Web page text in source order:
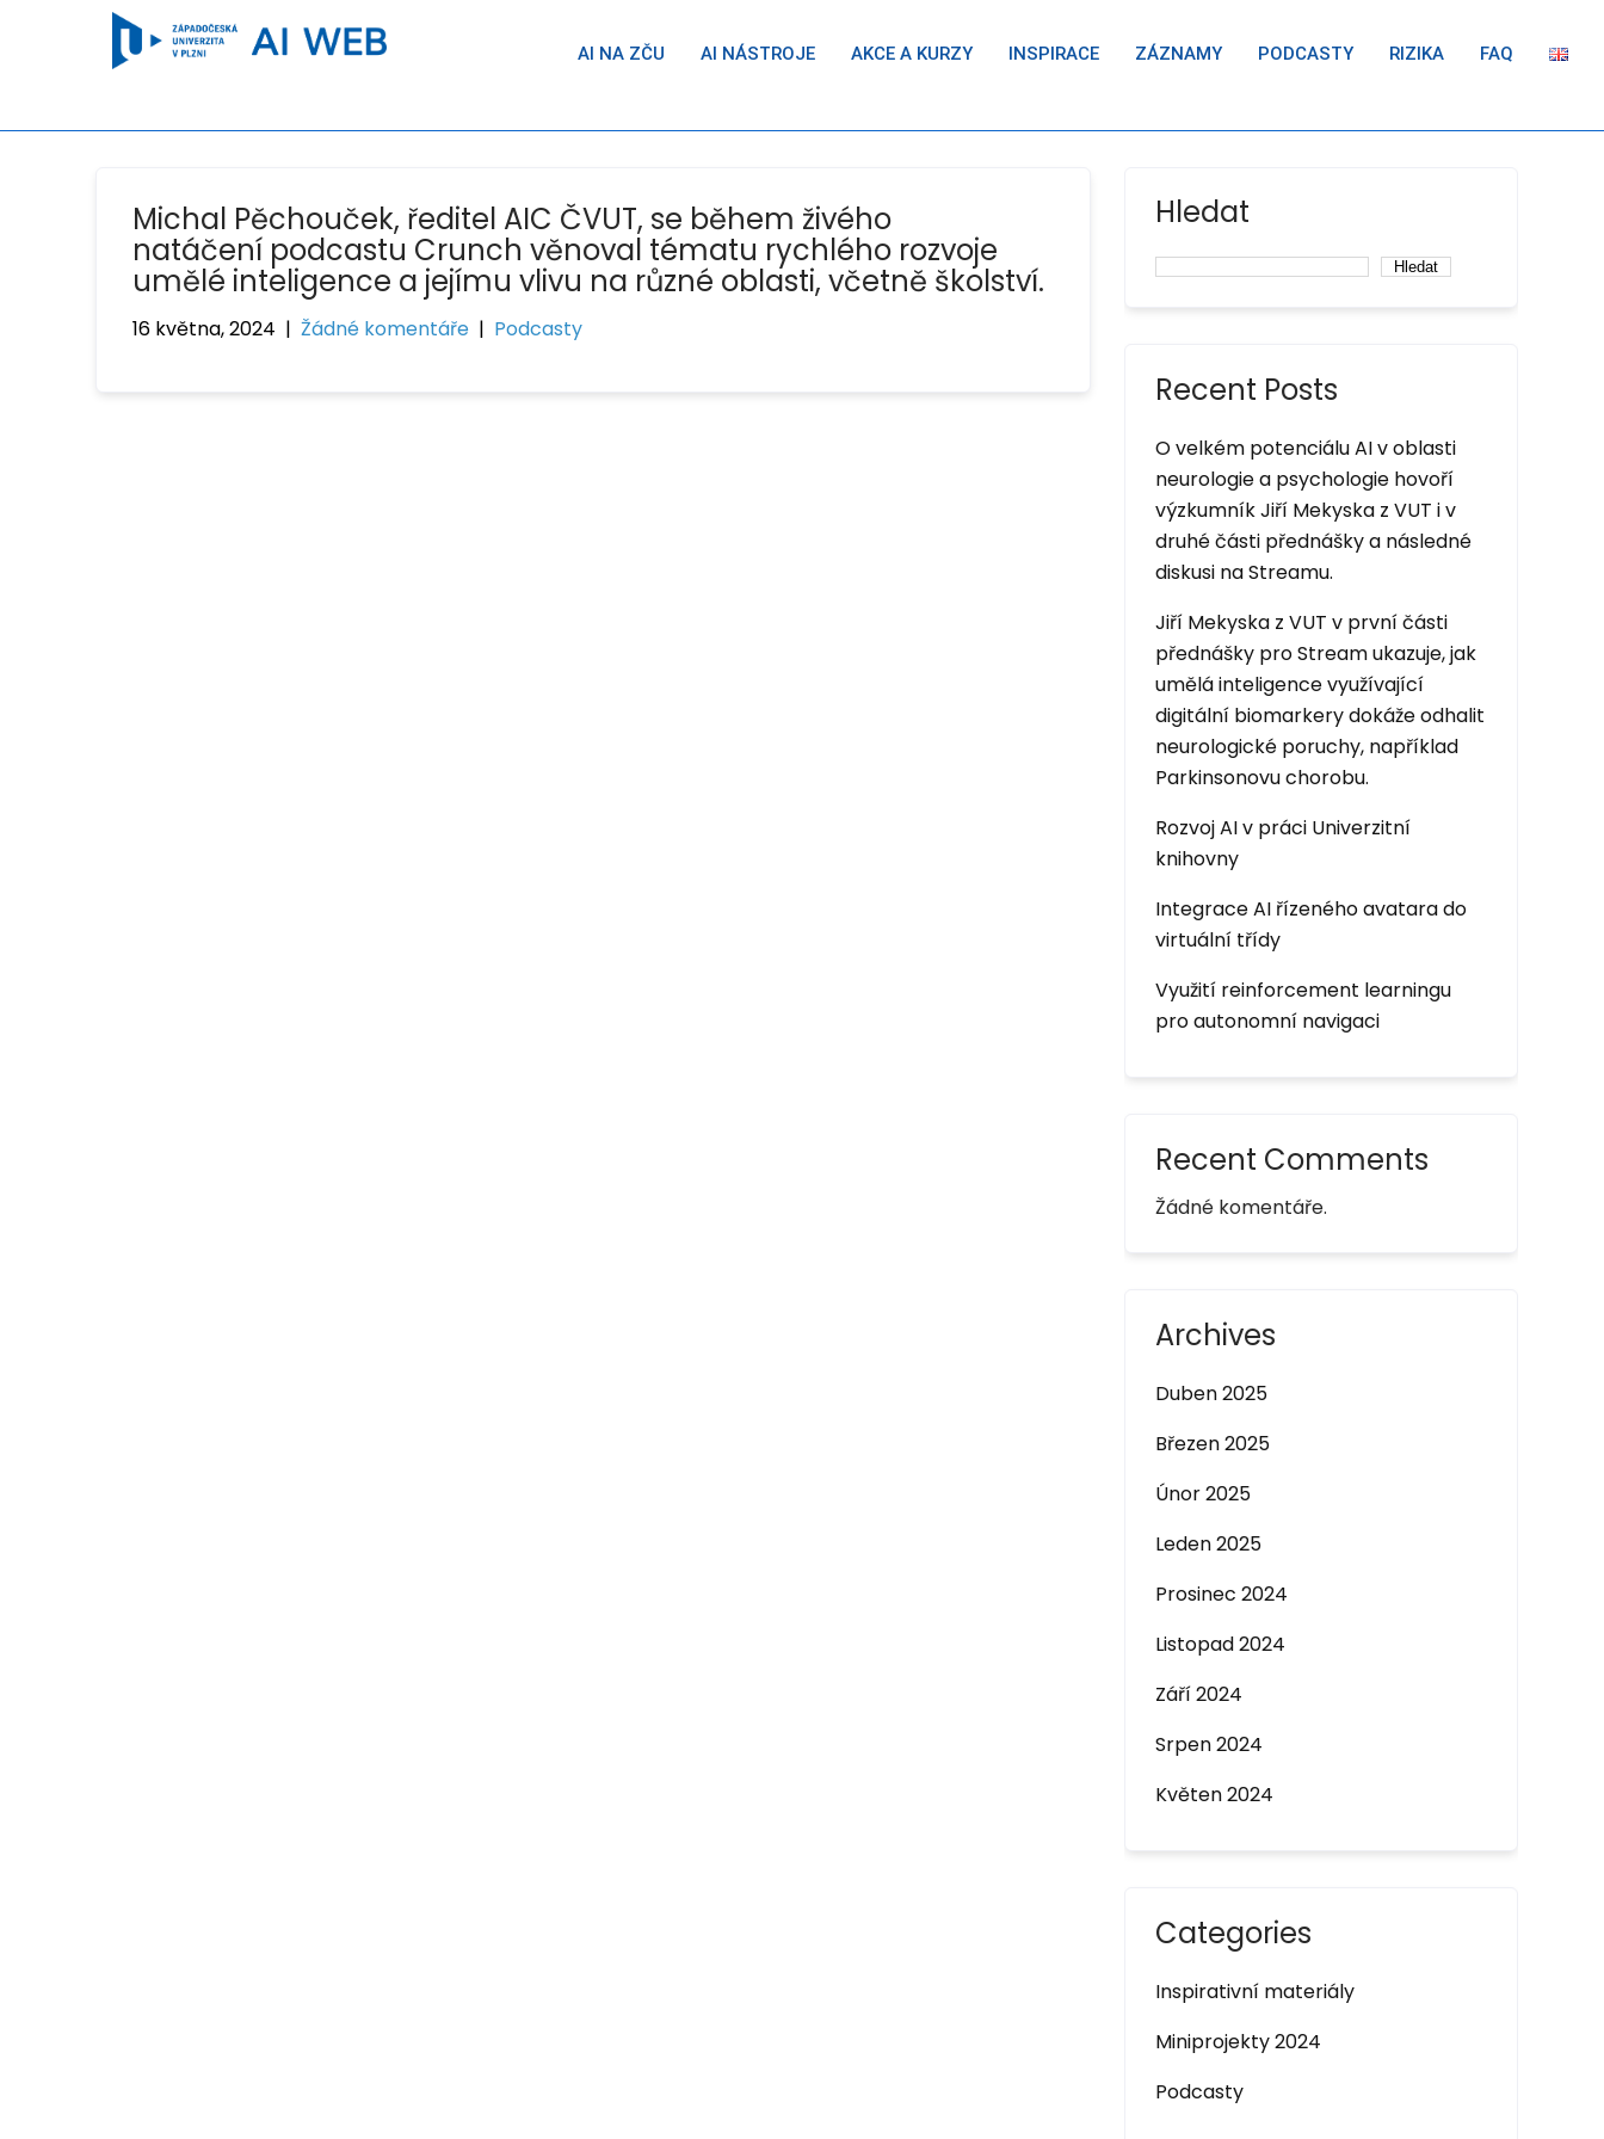
AI NA ZČU AI NÁSTROJE AKCE A KURZY INSPIRACE ZÁZNAMY PODCASTY RIZIKA FAQ
Michal Pěchouček, ředitel AIC ČVUT, se během živého
natáčení podcastu Crunch věnoval tématu rychlého rozvoje
umělé inteligence a jejímu vlivu na různé oblasti, včetně školství.
16 května, 2024 | Žádné komentáře | Podcasty
Hledat
Hledat
Recent Posts
O velkém potenciálu AI v oblasti
neurologie a psychologie hovoří
výzkumník Jiří Mekyska z VUT i v
druhé části přednášky a následné
diskusi na Streamu.
Jiří Mekyska z VUT v první části
přednášky pro Stream ukazuje, jak
umělá inteligence využívající
digitální biomarkery dokáže odhalit
neurologické poruchy, například
Parkinsonovu chorobu.
Rozvoj AI v práci Univerzitní
knihovny
Integrace AI řízeného avatara do
virtuální třídy
Využití reinforcement learningu
pro autonomní navigaci
Recent Comments
Žádné komentáře.
Archives
Duben 2025
Březen 2025
Únor 2025
Leden 2025
Prosinec 2024
Listopad 2024
Září 2024
Srpen 2024
Květen 2024
Categories
Inspirativní materiály
Miniprojekty 2024
Podcasty